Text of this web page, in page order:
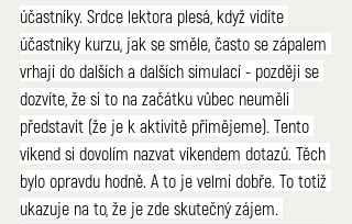
účastníky. Srdce lektora plesá, když vidíte
účastníky kurzu, jak se směle, často se zápalem
vrhají do dalších a dalších simulací - později se
dozvíte, že si to na začátku vůbec neuměli
představit (že je k aktivitě přimějeme). Tento
víkend si dovolím nazvat víkendem dotazů. Těch
bylo opravdu hodně. A to je velmi dobře. To totiž
ukazuje na to, že je zde skutečný zájem.